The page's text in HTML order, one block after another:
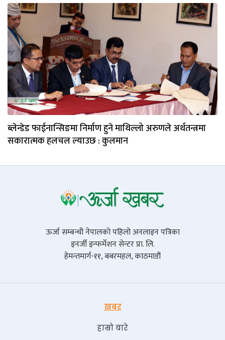
ब्लेन्डेड फाईनान्सिङमा निर्माण हुने माथिल्लो अरुणले अर्थतन्त्रमा
सकारात्मक हलचल ल्याउछ : कुलमान
ऊर्जा सम्बन्धी नेपालको पहिलो अनलाइन पत्रिका
इनर्जी इन्फर्मेशन सेन्टर प्रा. लि.
हेमन्तमार्ग-११, बबरमहल, काठमाडौं
खबर
हाम्रो बारे